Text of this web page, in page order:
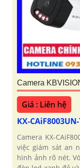
Camera
Giá : Liên hệ
KX-
Camera KX-
việc giám sát an
hình ảnh rõ nét.